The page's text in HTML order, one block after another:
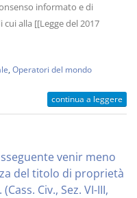
informato e di
alla [[Legge del 2017
Operatori del mondo
continua a leggere
venir meno
del titolo di proprietà
Civ., Sez. VI-III,